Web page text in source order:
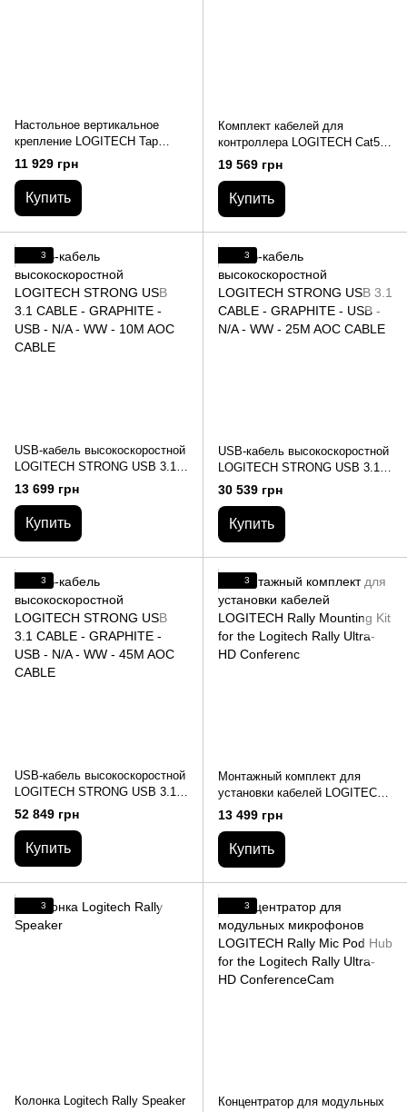
Настольное вертикальное
крепление LOGITECH Tap
Riser Mount - WW - RISER
11 929 грн
Купить
Комплект кабелей для
контроллера LOGITECH Cat5E
Kit for Logitech Tap - GRAPHITE
19 569 грн
Купить
3
USB-кабель высокоскоростной
LOGITECH STRONG USB 3.1
CABLE - GRAPHITE - USB -
N/A - WW - 10M AOC CABLE
13 699 грн
Купить
3
USB-кабель высокоскоростной
LOGITECH STRONG USB 3.1
CABLE - GRAPHITE - USB -
N/A - WW - 25M AOC CABLE
30 539 грн
Купить
3
USB-кабель высокоскоростной
LOGITECH STRONG USB 3.1
CABLE - GRAPHITE - USB -
N/A - WW - 45M AOC CABLE
52 849 грн
Купить
3
Монтажный комплект для
установки кабелей LOGITECH
Rally Mounting Kit for the
Logitech Rally Ultra-HD
Conferenc
13 499 грн
Купить
3
Колонка Logitech Rally Speaker
3
Концентратор для модульных